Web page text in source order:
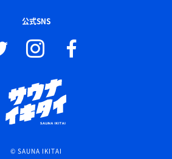
公式SNS
© SAUNA IKITAI